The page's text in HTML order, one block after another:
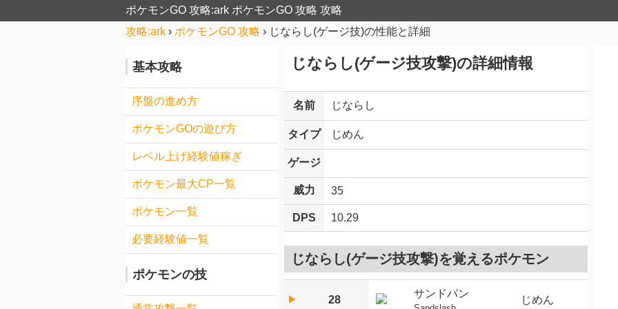
ポケモンGO 攻略:ark ポケモンGO 攻略 攻略
攻略:ark › ポケモンGO 攻略 › じならし(ゲージ技)の性能と詳細
じならし(ゲージ技攻撃)の詳細情報
名前 じならし
タイプ じめん
ゲージ
威力 35
DPS 10.29
じならし(ゲージ技攻撃)を覚えるポケモン
▶︎ 28
サンドパン
じめん
基本攻略
序盤の進め方
ポケモンGOの遊び方
レベル上げ経験値稼ぎ
ポケモン最大CP一覧
ポケモン一覧
必要経験値一覧
ポケモンの技